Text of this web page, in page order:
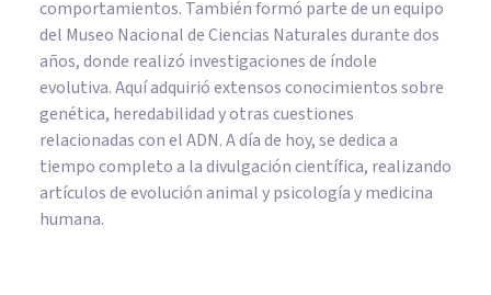
comportamientos. También formó parte de un equipo
del Museo Nacional de Ciencias Naturales durante dos
años, donde realizó investigaciones de índole
evolutiva. Aquí adquirió extensos conocimientos sobre
genética, heredabilidad y otras cuestiones
relacionadas con el ADN. A día de hoy, se dedica a
tiempo completo a la divulgación científica, realizando
artículos de evolución animal y psicología y medicina
humana.